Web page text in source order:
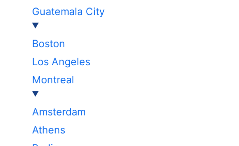
Guatemala City
Boston
Los Angeles
Montreal
Amsterdam
Athens